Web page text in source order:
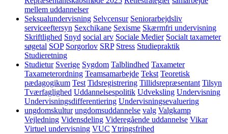
mellem uddannelser
Seksualundervisning Selvcensur Seniorarbejdsliv
serviceeftersyn Sexchikane Sexisme Skærmfri undervisning
Skriftlighed Snyd social arv Sociale Medier Socialt taxameter
søgetal SOP Sorgorlov SRP Stress Studiepraktik
Studieretning
Studietur Sverige Sygdom Talblindhed Taxameter
Taxameterordning Teamsamarbejde Tekst Teoretisk
pædagogikum Test Tidsregistrering Tillidsrepræsentant Tilsyn
Tværfaglighed Uddannelsespolitik Udveksling Undervisning
Undervisningsdifferentiering Undervisningsevaluering
ungdomskultur ungdomsuddannelse valg Valgkamp
Vejledning Vidensdeling Videregående uddannelse Vikar
Virtuel undervisning VUC Ytringsfrihed